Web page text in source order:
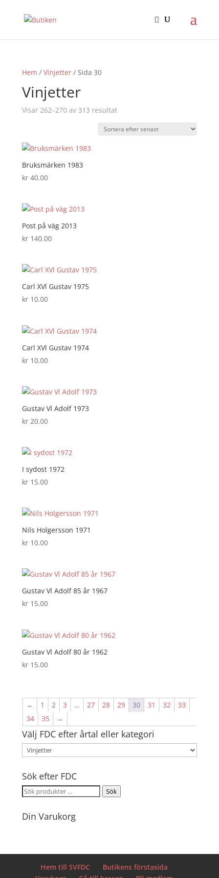
Hem / Vinjetter/ Sida 30
Vinjetter
Visar 262–270 av 313 resultatSortera
senaste
Bruksmärken 1983
kr40.00
Post på väg 2013
kr140.00
Carl XVl Gustav 1975
kr10.00
Carl XVl Gustav 1974
kr10.00
Gustav Vl Adolf 1973
kr20.00
I sydost 1972
kr15.00
Nils Holgersson 1971
kr10.00
Gustav Vl Adolf 85 år 1967
kr15.00
Gustav Vl Adolf 80 år 1962
kr15.00
← 1 2 3 … 27 28 29 30 31 32
33
34
35 →
Välj FDC efter årtal eller kategori
Sök efter FDC
Sök
Sök
Din Varukorg
Hem till SVFDC
Butikens förstasida